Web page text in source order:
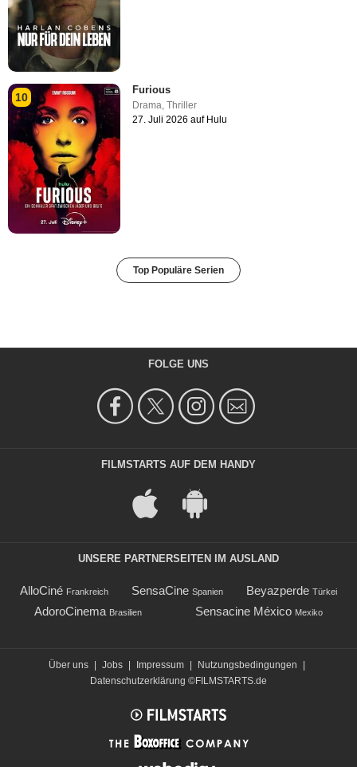
10
Furious
Drama ,Thriller
27. Juli 2026 auf Hulu
Top Populäre Serien
FOLGE UNS
FILMSTARTS AUF DEM HANDY
UNSERE PARTNERSEITEN IM AUSLAND
AlloCiné Frankreich SensaCine Spanien Beyazperde Türkei
AdoroCinema Brasilien Sensacine México Mexiko
Über uns | Jobs | Impressum | Nutzungsbedingungen
|
Datenschutzerklärung ©FILMSTARTS.de